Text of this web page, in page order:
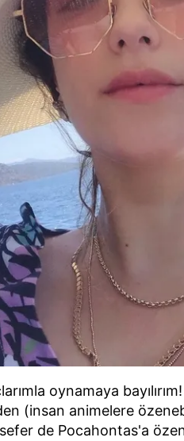
olarak kullanılan çerezlerle
oynamaya
(insan animelere
de Pocahontas'a